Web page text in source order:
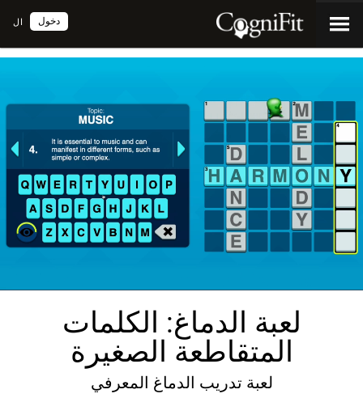
ال دخول
لعبة الدماغ: الكلمات
المتقاطعة الصغيرة
لعبة تدريب الدماغ المعرفي